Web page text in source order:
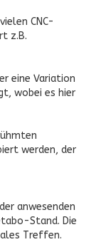
CNC-
z.B.
eine Variation
wobei es hier
werden, der
anwesenden
Stand. Die
Treffen.